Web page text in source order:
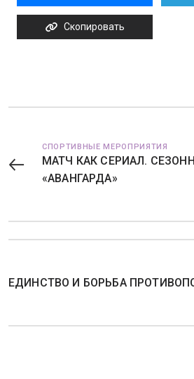
Скопировать
СПОРТИВНЫЕ МЕРОПРИЯТИЯ
МАТЧ КАК СЕРИАЛ.
«АВАНГАРДА»
ЕДИНСТВО И БОРЬБА